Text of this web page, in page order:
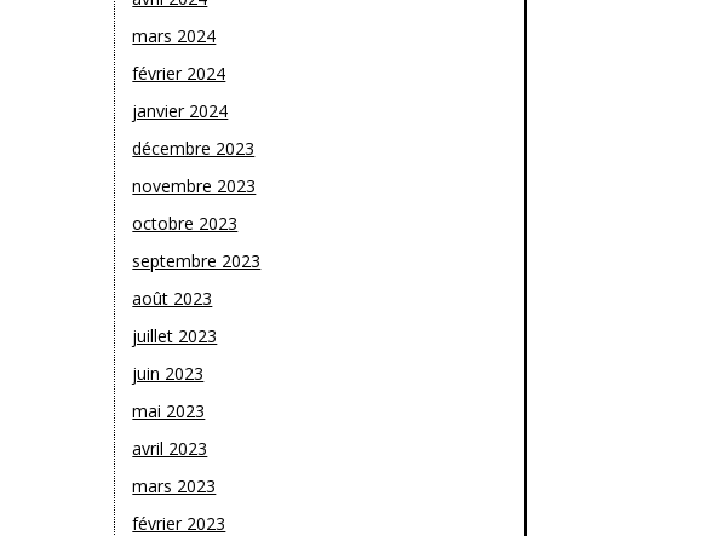
mars 2024
février 2024
janvier 2024
décembre 2023
novembre 2023
octobre 2023
septembre 2023
août 2023
juillet 2023
juin 2023
mai 2023
avril 2023
mars 2023
février 2023